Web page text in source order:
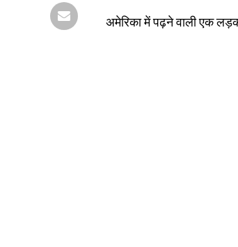
अमेरिका में पढ़ने वाली एक